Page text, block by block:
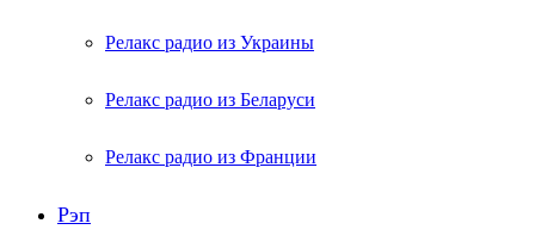
Релакс радио из Украины
Релакс радио из Беларуси
Релакс радио из Франции
Рэп